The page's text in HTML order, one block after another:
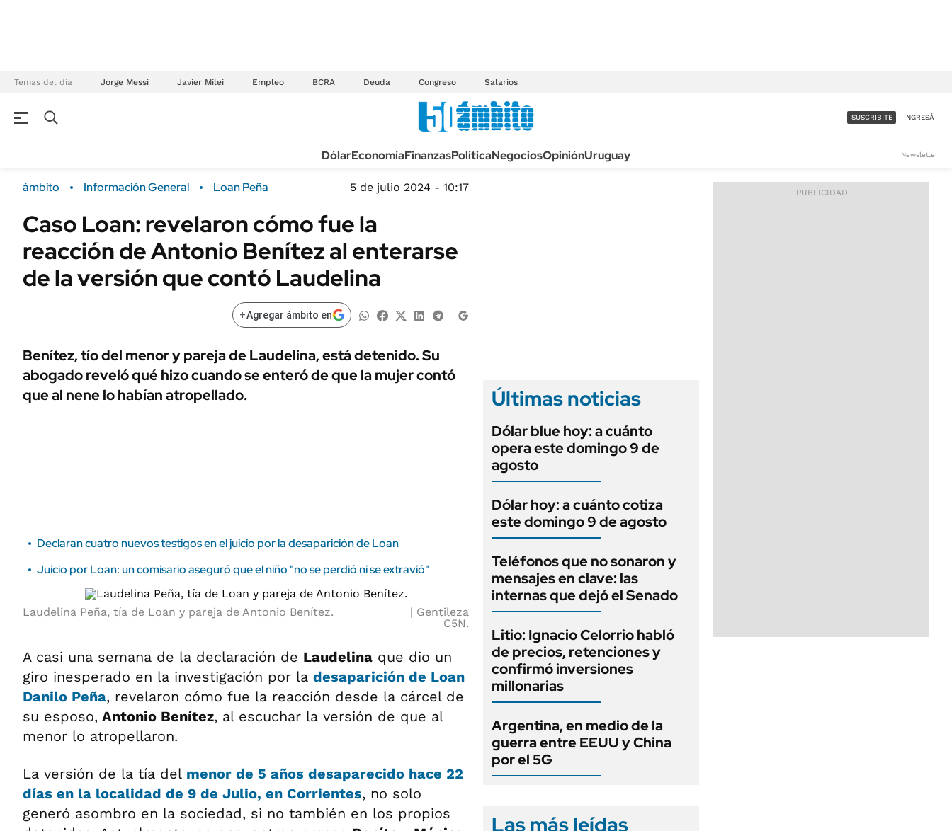
Temas del día Jorge Messi Javier Milei Empleo BCRA Deuda Congreso Salarios
Campo
FINANZAS
Dólar
Sustentabilidad
Seguros
POLÍTICA
URUGUAY
TECNOLOGÍA
MÉXICO
MUNDO
INFORMACIÓN GENERAL
ESPECTÁCULOS
AUTOS
ACCESO FULL - $1.800/MES
SUSCRIBITE INGRESÁ
DólarEconomíaFinanzasPolíticaNegociosOpiniónUruguay Newsletter
ámbito Información General Loan Peña 5 de julio 2024 - 10:17
Caso Loan: revelaron cómo fue la
reacción de Antonio Benítez al enterarse
de la versión que contó Laudelina
+Agregar ámbito en
Benítez, tío del menor y pareja de Laudelina, está detenido. Su
abogado reveló qué hizo cuando se enteró de que la mujer contó
que al nene lo habían atropellado.
Declaran cuatro nuevos testigos en el juicio por la desaparición de Loan
Juicio por Loan: un comisario aseguró que el niño "no se perdió ni se extravió"
Laudelina Peña, tía de Loan y pareja de Antonio Benítez.
Gentileza
C5N.
A casi una semana de la declaración de Laudelina que dio un
giro inesperado en la investigación por la desaparición de Loan
Danilo Peña, revelaron cómo fue la reacción desde la cárcel de
su esposo, Antonio Benítez, al escuchar la versión de que al
menor lo atropellaron.
La versión de la tía del menor de 5 años desaparecido hace 22
días en la localidad de 9 de Julio, en Corrientes, no solo
generó asombro en la sociedad, si no también en los propios
Últimas noticias
Dólar blue hoy: a cuánto
opera este domingo 9 de
agosto
Dólar hoy: a cuánto cotiza
este domingo 9 de agosto
Teléfonos que no sonaron y
mensajes en clave: las
internas que dejó el Senado
Litio: Ignacio Celorrio habló
de precios, retenciones y
confirmó inversiones
millonarias
Argentina, en medio de la
guerra entre EEUU y China
por el 5G
Las más leídas